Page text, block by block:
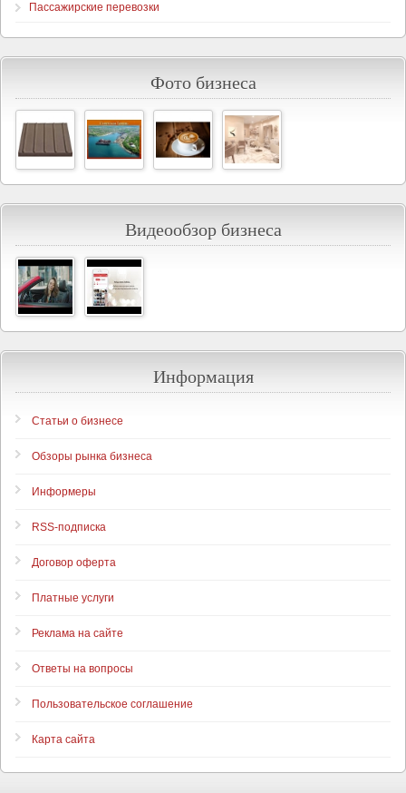
Пассажирские перевозки
Фото бизнеса
Видеообзор бизнеса
Информация
Статьи о бизнесе
Обзоры рынка бизнеса
Информеры
RSS-подписка
Договор оферта
Платные услуги
Реклама на сайте
Ответы на вопросы
Пользовательское соглашение
Карта сайта